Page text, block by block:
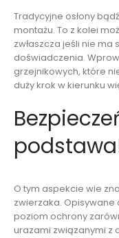
Tradycyjne osłony
montażu. To z kolei
zwłaszcza jeśli nie ma
doświadczenia.
grzejnikowych, które
duży krok w kierunku
O tym aspekcie wie
zwierzaka. Opisywane
poziom ochrony
urazami związanymi z